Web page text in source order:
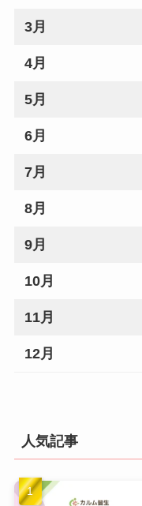
3月
4月
5月
6月
7月
8月
9月
10月
11月
12月
人気記事